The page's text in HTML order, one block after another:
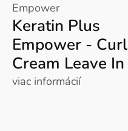
Empower
Keratin Plus
Empower - Curl
Cream Leave In
viac informácií